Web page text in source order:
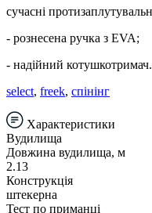
сучасні
- рознесена ручка з EVA;
- надійний котушкотримач.
select, freek, спінінг
Характеристики
Вудилища
Довжина вудилища, м
2.13
Конструкція
штекерна
Тест по приманці